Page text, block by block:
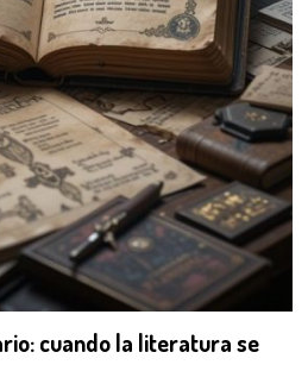
cuando la literatura se